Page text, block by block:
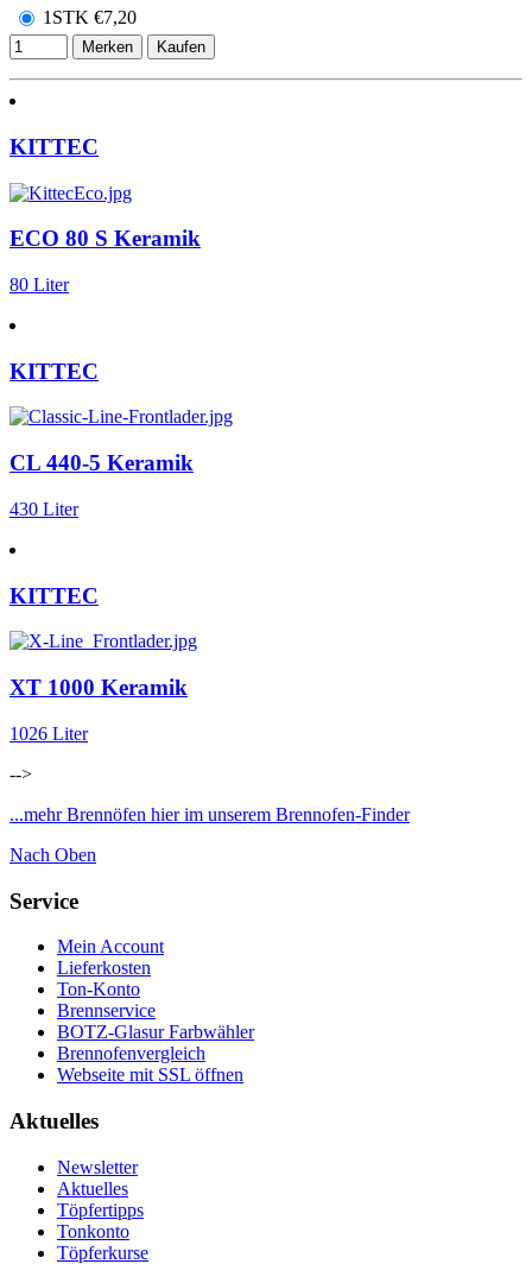
1STK €7,20
Merken Kaufen
KITTEC
ECO 80 S Keramik
80 Liter
KITTEC
CL 440-5 Keramik
430 Liter
KITTEC
XT 1000 Keramik
1026 Liter
-->
...mehr Brennöfen hier im unserem Brennofen-Finder
Nach Oben
Service
Mein Account
Lieferkosten
Ton-Konto
Brennservice
BOTZ-Glasur Farbwähler
Brennofenvergleich
Webseite mit SSL öffnen
Aktuelles
Newsletter
Aktuelles
Töpfertipps
Tonkonto
Töpferkurse